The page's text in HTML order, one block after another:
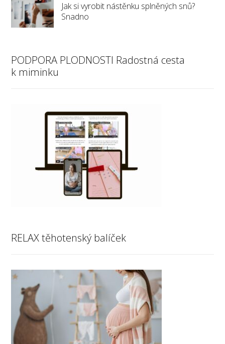
Jak si vyrobit nástěnku splněných snů?
Snadno
PODPORA PLODNOSTI Radostná cesta
k miminku
RELAX těhotenský balíček